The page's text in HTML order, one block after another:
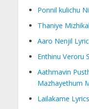
Ponnil kulichu
Thaniye
Aaro Nenjil
Enthinu Veroru
Aathmavin
Mazhayethum
Lailakame